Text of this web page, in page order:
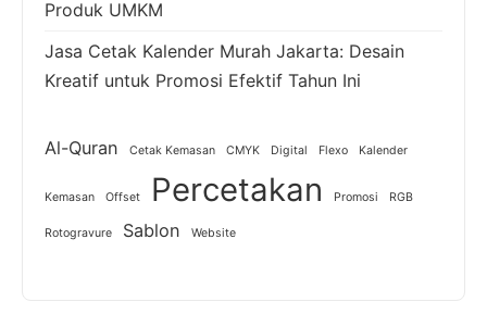
Produk UMKM
Jasa Cetak Kalender Murah Jakarta: Desain
Kreatif untuk Promosi Efektif Tahun Ini
Al-Quran Cetak Kemasan CMYK Digital Flexo Kalender
Kemasan Offset Percetakan Promosi RGB
Rotogravure Sablon Website